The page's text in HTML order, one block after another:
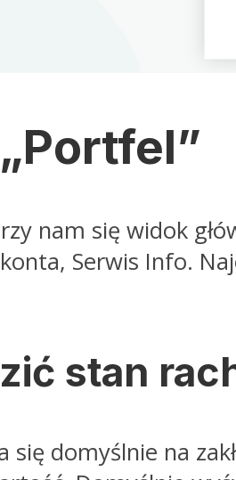
nam się widok
Serwis Info.
stan
się domyślnie na